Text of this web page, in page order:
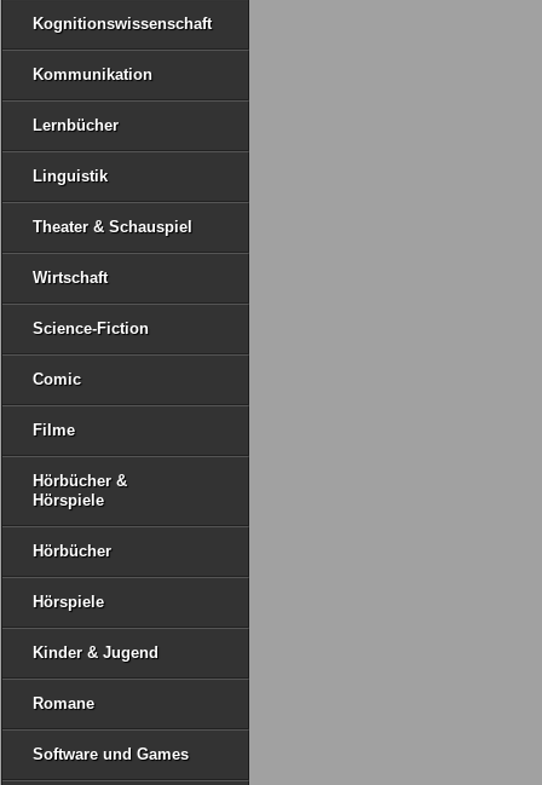
Kognitionswissenschaft
Kommunikation
Lernbücher
Linguistik
Theater & Schauspiel
Wirtschaft
Science-Fiction
Comic
Filme
Hörbücher &
Hörspiele
Hörbücher
Hörspiele
Kinder & Jugend
Romane
Software und Games